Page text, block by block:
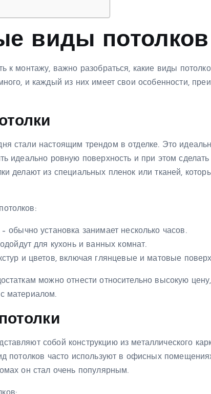
виды потолков
к монтажу, важно разобраться, какие виды
и каждый из них имеет свои особенности,
стали настоящим трендом в отделке. Это
идеально ровную поверхность и при этом
делают из специальных пленок или тканей,
обычно установка занимает несколько часов.
для кухонь и ванных комнат.
и цветов, включая глянцевые и матовые
можно отнести относительно высокую
материалом.
собой конструкцию из металлического
потолков часто используют в офисных
он стал очень популярным.